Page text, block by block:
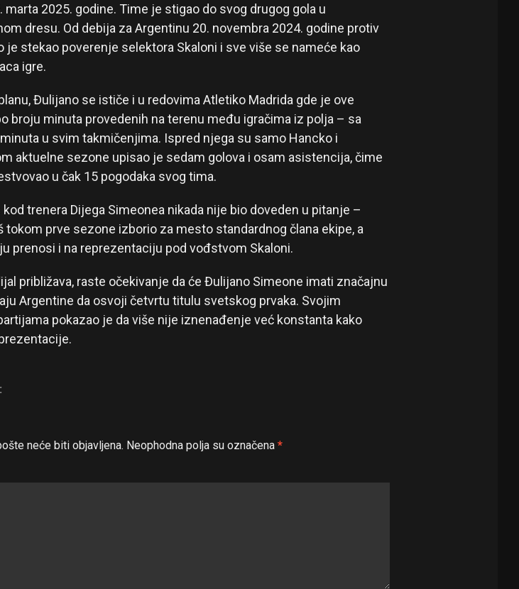
marta 2025. godine. Time je stigao do svog drugog gola u
dresu. Od debija za Argentinu 20. novembra 2024. godine protiv
je stekao poverenje selektora Skaloni i sve više se nameće kao
igre.
Đulijano se ističe i u redovima Atletiko Madrida gde je ove
broju minuta provedenih na terenu među igračima iz polja – sa
u svim takmičenjima. Ispred njega su samo Hancko i
aktuelne sezone upisao je sedam golova i osam asistencija, čime
u čak 15 pogodaka svog tima.
trenera Dijega Simeonea nikada nije bio doveden u pitanje –
tokom prve sezone izborio za mesto standardnog člana ekipe, a
prenosi i na reprezentaciju pod vođstvom Skaloni.
približava, raste očekivanje da će Đulijano Simeone imati značajnu
Argentine da osvoji četvrtu titulu svetskog prvaka. Svojim
pokazao je da više nije iznenađenje već konstanta kako
neće biti objavljena. Neophodna polja su označena *